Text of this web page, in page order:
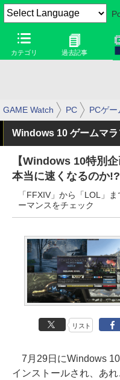
カテゴリ 過去記事
GAME Watch PC PCゲー
Windows 10 ゲームマラ
【Windows 10特別
本当に速くなるのか!?
「FFXIV」から「LOL」
ーマンスをチェック
リスト
7月29日にWindows
インストールされ、あ